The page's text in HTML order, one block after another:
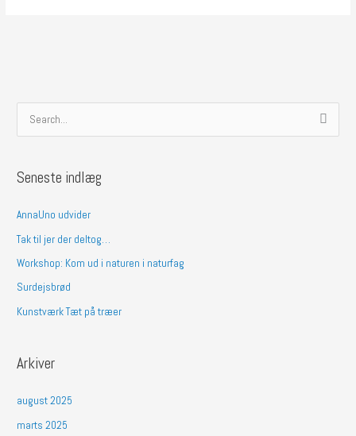
e
f
:
Seneste indlæg
AnnaUno udvider
Tak til jer der deltog…
Workshop: Kom ud i naturen i naturfag
Surdejsbrød
Kunstværk Tæt på træer
Arkiver
august 2025
marts 2025